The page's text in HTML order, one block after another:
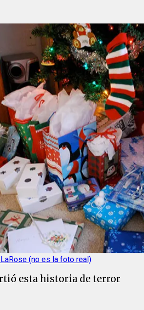
LaRose (no es la foto real)
esta historia de terror